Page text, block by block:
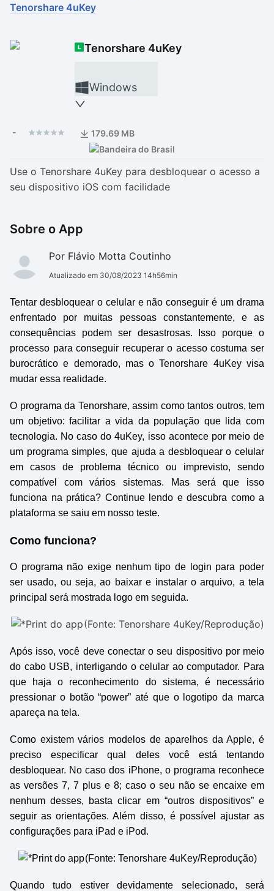
Tenorshare 4uKey
Tenorshare 4uKey
Windows
- 179.69 MB
Use o Tenorshare 4uKey para desbloquear o acesso a
seu dispositivo iOS com facilidade
Sobre o App
Por Flávio Motta Coutinho
Atualizado em 30/08/2023 14h56min
Tentar desbloquear o celular e não conseguir é um drama
enfrentado por muitas pessoas constantemente, e as
consequências podem ser desastrosas. Isso porque o
processo para conseguir recuperar o acesso costuma ser
burocrático e demorado, mas o Tenorshare 4uKey visa
mudar essa realidade.
O programa da Tenorshare, assim como tantos outros, tem
um objetivo: facilitar a vida da população que lida com
tecnologia. No caso do 4uKey, isso acontece por meio de
um programa simples, que ajuda a desbloquear o celular
em casos de problema técnico ou imprevisto, sendo
compatível com vários sistemas. Mas será que isso
funciona na prática? Continue lendo e descubra como a
plataforma se saiu em nosso teste.
Como funciona?
O programa não exige nenhum tipo de login para poder
ser usado, ou seja, ao baixar e instalar o arquivo, a tela
principal será mostrada logo em seguida.
(Fonte: Tenorshare 4uKey/Reprodução)
Após isso, você deve conectar o seu dispositivo por meio
do cabo USB, interligando o celular ao computador. Para
que haja o reconhecimento do sistema, é necessário
pressionar o botão “power” até que o logotipo da marca
apareça na tela.
Como existem vários modelos de aparelhos da Apple, é
preciso especificar qual deles você está tentando
desbloquear. No caso dos iPhone, o programa reconhece
as versões 7, 7 plus e 8; caso o seu não se encaixe em
nenhum desses, basta clicar em “outros dispositivos” e
seguir as orientações. Além disso, é possível ajustar as
configurações para iPad e iPod.
(Fonte: Tenorshare 4uKey/Reprodução)
Quando tudo estiver devidamente selecionado, será